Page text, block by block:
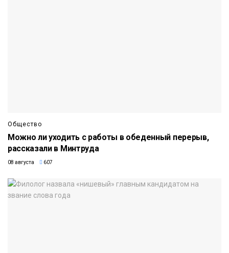
Общество
Можно ли уходить с работы в обеденный перерыв,
рассказали в Минтруда
08 августа 607